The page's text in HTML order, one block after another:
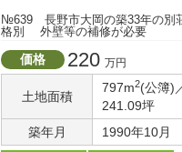
№639 長野市大岡の築33年の別
格別 外壁等の補修が必要
価格 220 万円
土地面積
797m2(公簿)
241.09坪
築年月 1990年10月